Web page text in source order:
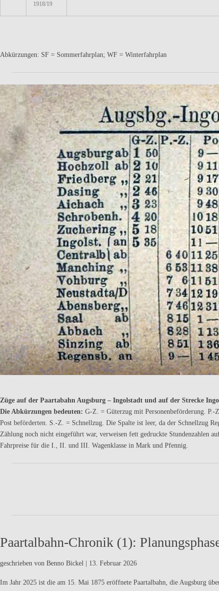
1918/19
Abkürzungen: SF = Sommerfahrplan; WF = Winterfahrplan
Züge auf der Paartabahn Augsburg – Ingolstadt und auf der Strecke
Die Abkürzungen bedeuten: G-Z. = Güterzug mit Personenbeförderung. P.-
Post beförderten. S.-Z. = Schnellzug. Die Spalte ist leer, da der Schnellzug
Zählung noch nicht eingeführt war, verweisen fett gedruckte Stundenzahlen
Fahrpreise für die I., II. und III. Wagenklasse in Mark und Pfennig.
Paartalbahn-Chronik (1):
geschrieben von Benno Bickel 13. Februar 2026
Im Jahr 2025 ist die am 15. Mai 1875 eröffnete Paartalbahn, die Augsburg